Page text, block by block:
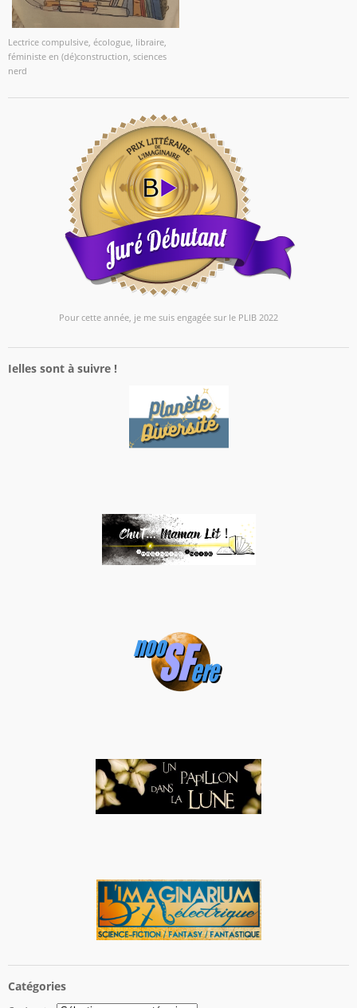
Lectrice compulsive, écologue, libraire,
féministe en (dé)construction, sciences
nerd
Pour cette année, je me suis engagée sur le PLIB 2022
Ielles sont à suivre !
Catégories